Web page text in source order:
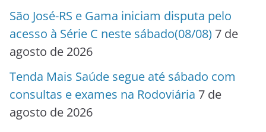
São José-RS e Gama iniciam disputa pelo
acesso à Série C neste sábado(08/08) 7 de
agosto de 2026
Tenda Mais Saúde segue até sábado com
consultas e exames na Rodoviária 7 de
agosto de 2026